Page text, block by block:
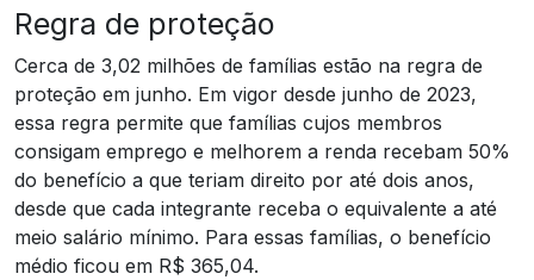
Regra de proteção
Cerca de 3,02 milhões de famílias estão na regra de
proteção em junho. Em vigor desde junho de 2023,
essa regra permite que famílias cujos membros
consigam emprego e melhorem a renda recebam 50%
do benefício a que teriam direito por até dois anos,
desde que cada integrante receba o equivalente a até
meio salário mínimo. Para essas famílias, o benefício
médio ficou em R$ 365,04.